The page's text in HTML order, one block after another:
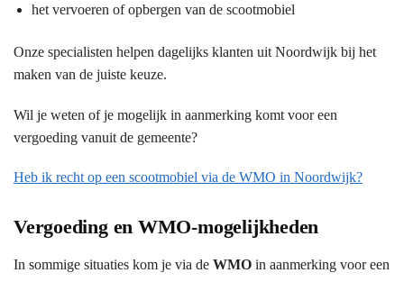
het vervoeren of opbergen van de scootmobiel
Onze specialisten helpen dagelijks klanten uit Noordwijk bij het
maken van de juiste keuze.
Wil je weten of je mogelijk in aanmerking komt voor een
vergoeding vanuit de gemeente?
Heb ik recht op een scootmobiel via de WMO in Noordwijk?
Vergoeding en WMO-mogelijkheden
In sommige situaties kom je via de WMO in aanmerking voor een